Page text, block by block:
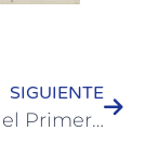
SIGUIENTE
Se realizó el Primer Rugby Five en Colón